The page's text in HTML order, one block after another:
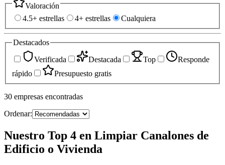
Valoración
4.5+ estrellas
4+ estrellas Cualquiera
Destacados
Verificada
Destacada Top
Responde
rápido
Presupuesto gratis
30 empresas encontradas
Ordenar:
Nuestro Top 4 en Limpiar Canalones de
Edificio o Vivienda